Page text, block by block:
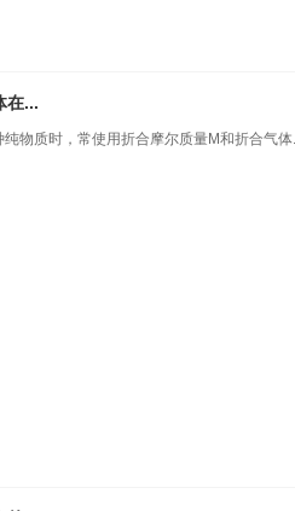
在...
物质时，常使用折合摩尔质量Μ和折合气体